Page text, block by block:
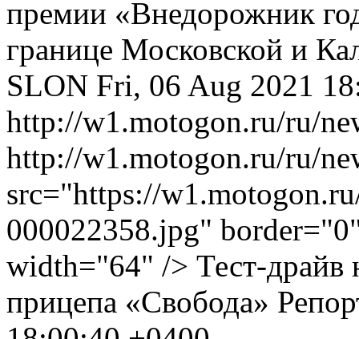
премии «Внедорожник
границе Московской и
SLON Fri, 06 Aug 2021
http://w1.motogon.ru/ru/
http://w1.motogon.ru/ru/
src="https://
000022358.jpg"
width="64" /> Тест-драйв
прицепа «Свобода»